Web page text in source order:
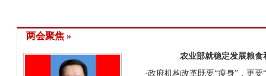
两会聚焦 »
农业部就稳定发展粮食
·政府机构改革既要“瘦身”，更要